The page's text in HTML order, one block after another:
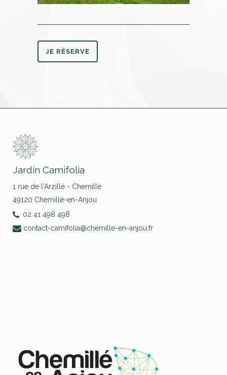
JE RÉSERVE
Jardin Camifolia
1 rue de l'Arzillé - Chemillé
49120 Chemillé-en-Anjou
02 41 498 498
contact-camifolia@chemille-en-anjou.fr